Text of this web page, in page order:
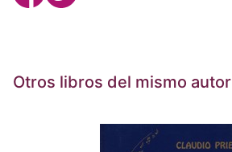
Otros libros del mismo autor